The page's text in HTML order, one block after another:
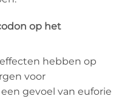
op het
hebben op
voor
gevoel van euforie